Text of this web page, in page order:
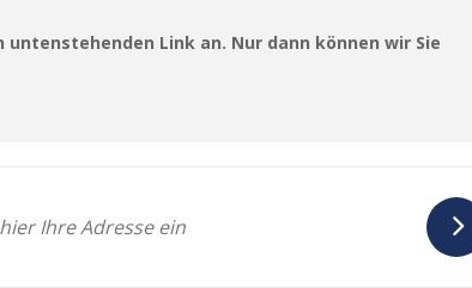
Link an. Nur dann können wir Sie